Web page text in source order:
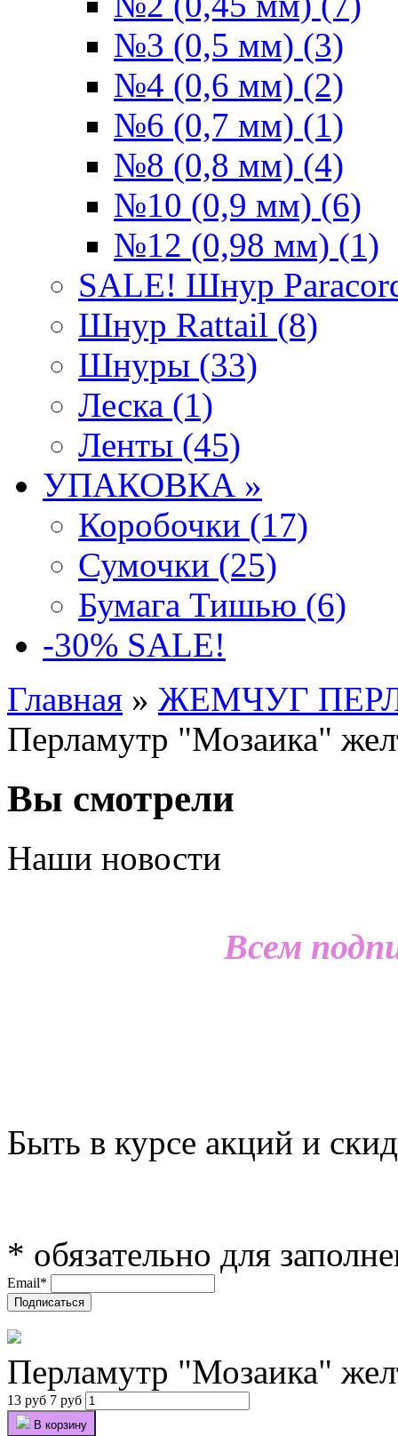
№3 (0,5 мм) (3)
№4 (0,6 мм) (2)
№6 (0,7 мм) (1)
№8 (0,8 мм) (4)
№10 (0,9 мм) (6)
№12 (0,98 мм) (1)
SALE! Шнур
Шнур Rattail (8)
Шнуры (33)
Леска (1)
Ленты (45)
УПАКОВКА »
Коробочки (17)
Сумочки (25)
Бумага Тишью (6)
-30% SALE!
Главная » ЖЕМЧУГ
Перламутр "Мозаика"
Вы смотрели
Наши новости
Всем
Быть в курсе акций и
* обязательно для
Email*
Перламутр "Мозаика"
13 руб 7 руб
В корзину